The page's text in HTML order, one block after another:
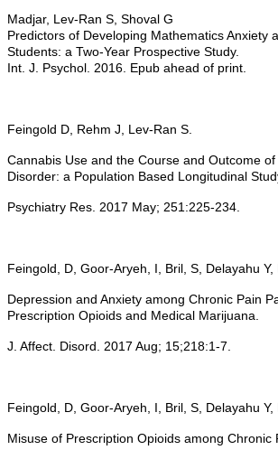
Madjar, Lev-Ran S, Shoval G
Predictors of Developing Mathematics Anxiety
Students: a Two-Year Prospective Study.
Int. J. Psychol. 2016. Epub ahead of print.
Feingold D, Rehm J, Lev-Ran S.
Cannabis Use and the Course and Outcome
Disorder: a Population Based Longitudinal
Psychiatry Res. 2017 May; 251:225-234.
Feingold, D, Goor-Aryeh, I, Bril, S, Delayahu Y,
Depression and Anxiety among Chronic Pain
Prescription Opioids and Medical Marijuana.
J. Affect. Disord. 2017 Aug; 15;218:1-7.
Feingold, D, Goor-Aryeh, I, Bril, S, Delayahu Y,
Misuse of Prescription Opioids among Chronic